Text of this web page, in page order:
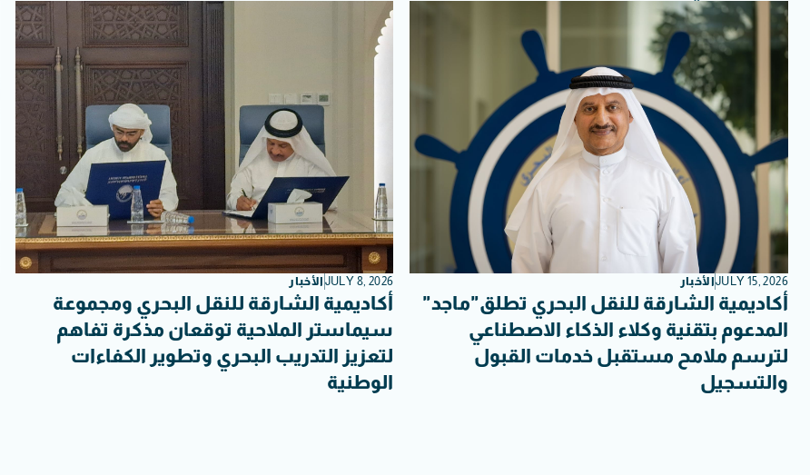
JULY 15, 2026الأخبار
أكاديمية الشارقة للنقل البحري تطلق"ماجد"
المدعوم بتقنية وكلاء الذكاء الاصطناعي
لترسم ملامح مستقبل خدمات القبول
والتسجيل
JULY 8, 2026 الأخبار
أكاديمية الشارقة للنقل البحري ومجموعة
سيماستر الملاحية توقعان مذكرة تفاهم
لتعزيز التدريب البحري وتطوير الكفاءات
الوطنية